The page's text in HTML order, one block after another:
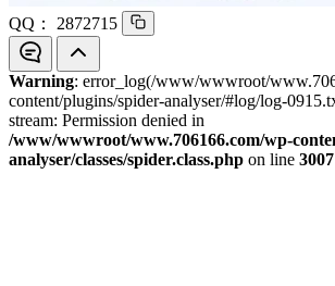
QQ： 2872715
Warning: error_log(/www/wwwroot/
content/plugins/spider-analyser/#log/log-
stream: Permission denied in
/www/wwwroot/www.706166.com/wp-
analyser/classes/spider.class.php on line 3007